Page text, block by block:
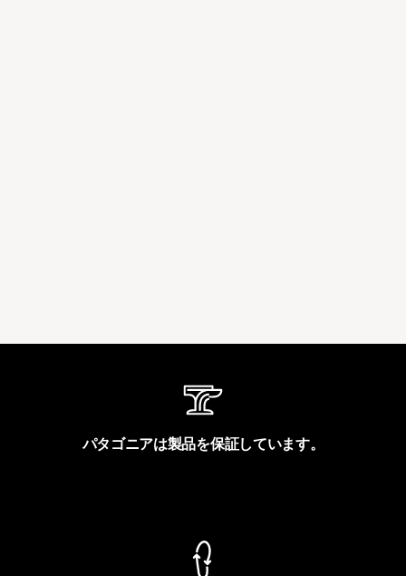
パタゴニアは製品を保証しています。